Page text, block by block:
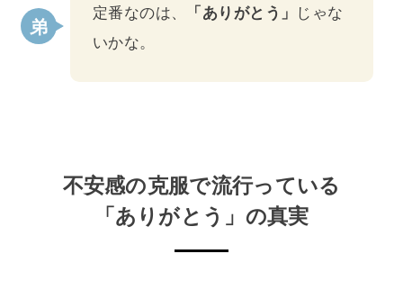
定番なのは、 「ありがとう」 じゃな
いかな。
不安感の克服で流行っている
「ありがとう」の真実